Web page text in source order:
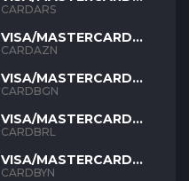
ARS
CARDARS
VISA/MASTERCARD
AZN
CARDAZN
VISA/MASTERCARD
BGN
CARDBGN
VISA/MASTERCARD
BRL
CARDBRL
VISA/MASTERCARD
BYN
CARDBYN